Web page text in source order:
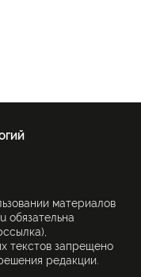
материалов
обязательна
текстов запрещено
редакции.